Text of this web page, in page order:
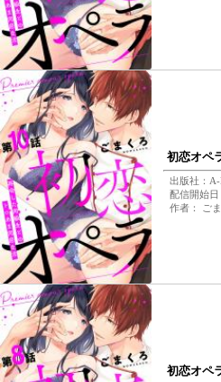
初恋オペ
出版社：
配信開始
作者： ご
初恋オペ